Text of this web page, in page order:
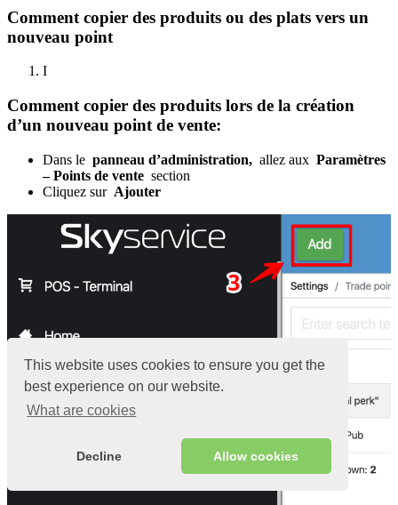
This website uses cookies to ensure you get the
best experience on our website.
What are cookies
Decline Allow cookies
Comment copier des produits ou des plats vers un
nouveau point
I
Comment copier des produits lors de la création
d’un nouveau point de vente:
Dans le panneau d’administration, allez aux Paramètres
– Points de vente section
Cliquez sur Ajouter